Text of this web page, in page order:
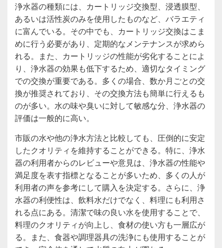
浄水器の種類には、カートリッジ交換型、浸透膜型、
あるいは活性炭のみを使用したものなど、バラエティ
に富んでいる。その中でも、カートリッジ交換はこま
めに行う必要があり、定期的なメンテナンスが求めら
れる。また、カートリッジの性能が劣化することによ
り、浄水器の効果も低下するため、適切なタイミング
での交換が重要である。多くの場合、数か月ごとの交
換が推奨されており、その交換方法も簡単に行えるも
のが多い。水の味や臭いに対して敏感な分、浄水器の
評価は一般的に高い。
市販の水や他の浄水方法と比較しても、圧倒的に安定
したクオリティを維持することができる。特に、浄水
器の利用者からのレビューや意見は、浄水器の性能や
満足度を表す指標となることが多いため、多くの人が
利用者の声を参考にして購入を決定する。さらに、浄
水器の利便性は、飲料水だけでなく、料理にも利用さ
れる点にある。清潔で味の良い水を使用することで、
料理のクオリティが向上し、食材の使い方も一層広が
る。また、食器や調理器具の洗浄にも使用することが